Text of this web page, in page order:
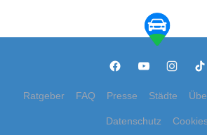
Ratgeber FAQ Presse Städte
Datenschutz